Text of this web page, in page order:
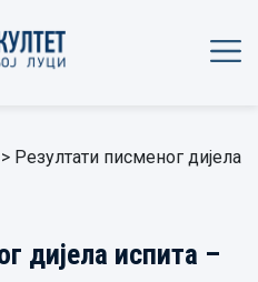
> Резултати писменог дијела
дијела испита –